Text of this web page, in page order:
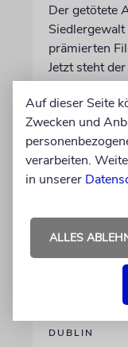
Der getötete
prämierten
Jetzt steht
DUBLIN
Auf dieser Seite
Zwecken und
verarbeiten.
in unserer
ALLES